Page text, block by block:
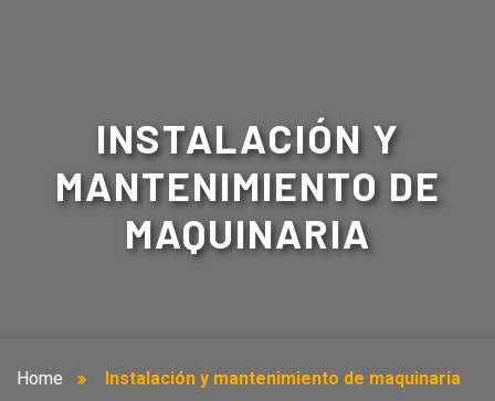
INSTALACIÓN Y
MANTENIMIENTO DE
MAQUINARIA
Home Instalación y mantenimiento de maquinaria